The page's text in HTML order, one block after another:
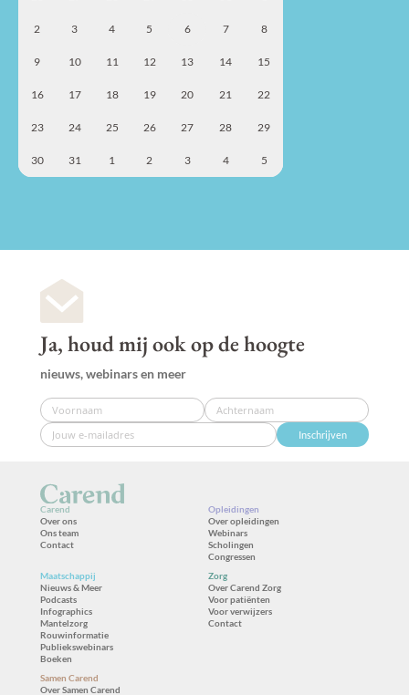
2 3 4 5 6 7 8
9 10 11 12 13 14 15
16 17 18 19 20 21 22
23 24 25 26 27 28 29
30 31 1 2 3 4 5
Ja, houd mij ook op de hoogte
nieuws, webinars en meer
Inschrijven
Carend
Over ons
Ons team
Contact
Opleidingen
Over opleidingen
Webinars
Scholingen
Congressen
Maatschappij
Nieuws & Meer
Podcasts
Infographics
Mantelzorg
Rouwinformatie
Publiekswebinars
Boeken
Zorg
Over Carend Zorg
Voor patiënten
Voor verwijzers
Contact
Samen Carend
Over Samen Carend